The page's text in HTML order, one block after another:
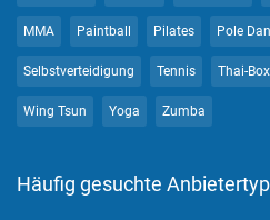
MMA Paintball Pilates Pole
Selbstverteidigung Tennis Thai-
Wing Tsun Yoga Zumba
Häufig gesuchte